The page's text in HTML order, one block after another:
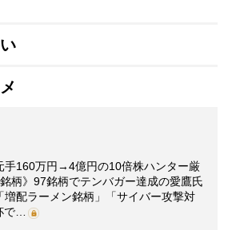
手160万円→4億円の10倍株ハンター厳
柄》97銘柄でテンバガー達成の愛鷹氏
増配ラーメン銘柄」「サイバー攻撃対
で…